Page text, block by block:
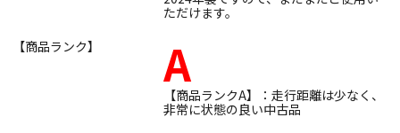
ただけます。
【商品ランク】
A
【商品ランクA】：走行距離は少なく、
非常に状態の良い中古品